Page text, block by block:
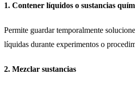
1. Contener líquidos o sustancias
Permite guardar temporalmente
líquidas durante experimentos o
2. Mezclar sustancias